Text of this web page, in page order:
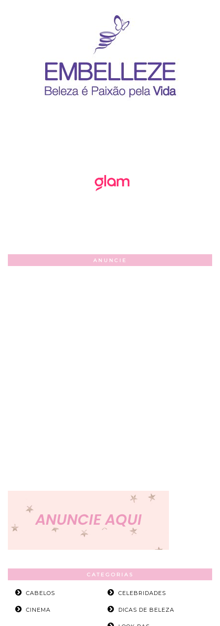
ANUNCIE
CATEGORIAS
CABELOS CELEBRIDADES
CINEMA DICAS DE BELEZA